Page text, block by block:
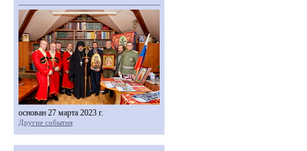
основан 27 марта 2023 г.
Другие события